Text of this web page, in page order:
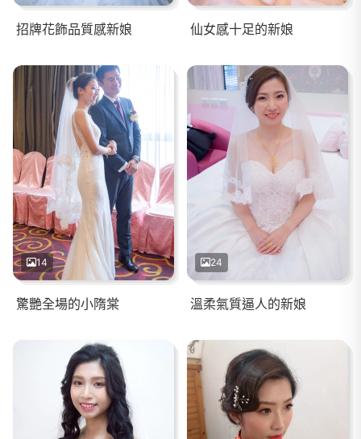
招牌花飾品質感新娘 仙女感十足的新娘
14
驚艷全場的小隋棠
24
溫柔氣質逼人的新娘